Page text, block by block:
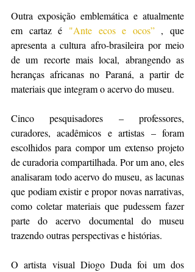
Outra exposição emblemática e atualmente
em cartaz é "Ante ecos e ocos” , que
apresenta a cultura afro-brasileira por meio
de um recorte mais local, abrangendo as
heranças africanas no Paraná, a partir de
materiais que integram o acervo do museu.
Cinco pesquisadores – professores,
curadores, acadêmicos e artistas – foram
escolhidos para compor um extenso projeto
de curadoria compartilhada. Por um ano, eles
analisaram todo acervo do museu, as lacunas
que podiam existir e propor novas narrativas,
como coletar materiais que pudessem fazer
parte do acervo documental do museu
trazendo outras perspectivas e histórias.
O artista visual Diogo Duda foi um dos